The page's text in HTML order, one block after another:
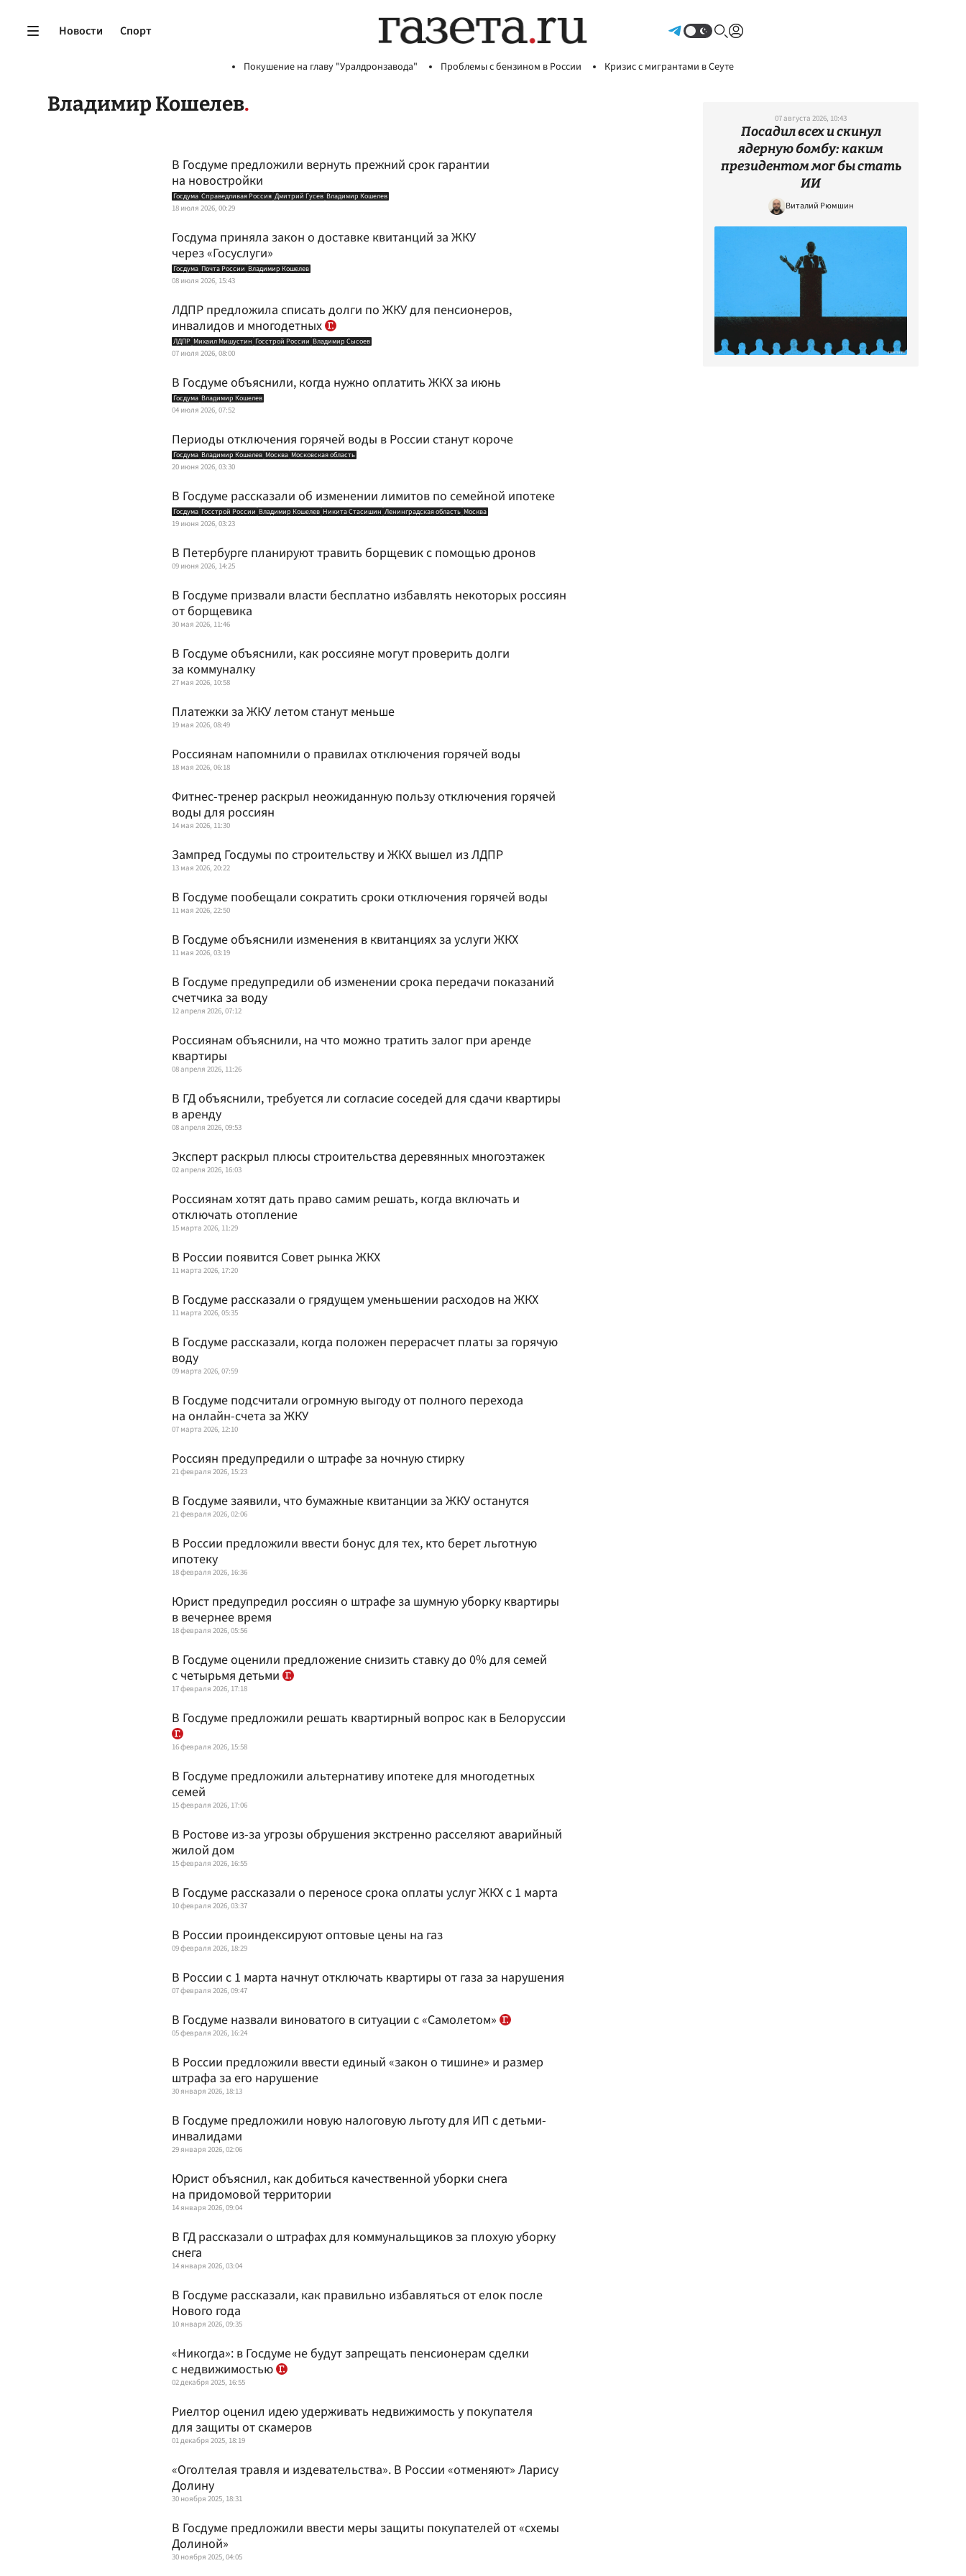
Новости Спорт
Покушение на главу "Уралдронзавода" Проблемы с бензином в России Кризис с мигрантами в Сеуте
Владимир Кошелев
В Госдуме предложили вернуть прежний срок гарантии
на новостройки
Госдума Справедливая Россия Дмитрий Гусев Владимир Кошелев
18 июля 2026, 00:29
Госдума приняла закон о доставке квитанций за ЖКУ
через «Госуслуги»
Госдума Почта России Владимир Кошелев
08 июля 2026, 15:43
ЛДПР предложила списать долги по ЖКУ для пенсионеров,
инвалидов и многодетных
ЛДПР Михаил Мишустин Госстрой России Владимир Сысоев
07 июля 2026, 08:00
В Госдуме объяснили, когда нужно оплатить ЖКХ за июнь
Госдума Владимир Кошелев
04 июля 2026, 07:52
Периоды отключения горячей воды в России станут короче
Госдума Владимир Кошелев Москва Московская область
20 июня 2026, 03:30
В Госдуме рассказали об изменении лимитов по семейной ипотеке
Госдума Госстрой России Владимир Кошелев Никита Стасишин Ленинградская область Москва
19 июня 2026, 03:23
В Петербурге планируют травить борщевик с помощью дронов
09 июня 2026, 14:25
В Госдуме призвали власти бесплатно избавлять некоторых россиян
от борщевика
30 мая 2026, 11:46
В Госдуме объяснили, как россияне могут проверить долги
за коммуналку
27 мая 2026, 10:58
Платежки за ЖКУ летом станут меньше
19 мая 2026, 08:49
Россиянам напомнили о правилах отключения горячей воды
18 мая 2026, 06:18
Фитнес-тренер раскрыл неожиданную пользу отключения горячей
воды для россиян
14 мая 2026, 11:30
Зампред Госдумы по строительству и ЖКХ вышел из ЛДПР
13 мая 2026, 20:22
В Госдуме пообещали сократить сроки отключения горячей воды
11 мая 2026, 22:50
В Госдуме объяснили изменения в квитанциях за услуги ЖКХ
11 мая 2026, 03:19
В Госдуме предупредили об изменении срока передачи показаний
счетчика за воду
12 апреля 2026, 07:12
Россиянам объяснили, на что можно тратить залог при аренде
квартиры
08 апреля 2026, 11:26
В ГД объяснили, требуется ли согласие соседей для сдачи квартиры
в аренду
08 апреля 2026, 09:53
Эксперт раскрыл плюсы строительства деревянных многоэтажек
02 апреля 2026, 16:03
Россиянам хотят дать право самим решать, когда включать и
отключать отопление
15 марта 2026, 11:29
В России появится Совет рынка ЖКХ
11 марта 2026, 17:20
В Госдуме рассказали о грядущем уменьшении расходов на ЖКХ
11 марта 2026, 05:35
В Госдуме рассказали, когда положен перерасчет платы за горячую
воду
09 марта 2026, 07:59
В Госдуме подсчитали огромную выгоду от полного перехода
на онлайн-счета за ЖКУ
07 марта 2026, 12:10
Россиян предупредили о штрафе за ночную стирку
21 февраля 2026, 15:23
В Госдуме заявили, что бумажные квитанции за ЖКУ останутся
21 февраля 2026, 02:06
В России предложили ввести бонус для тех, кто берет льготную
ипотеку
18 февраля 2026, 16:36
Юрист предупредил россиян о штрафе за шумную уборку квартиры
в вечернее время
18 февраля 2026, 05:56
В Госдуме оценили предложение снизить ставку до 0% для семей
с четырьмя детьми
17 февраля 2026, 17:18
В Госдуме предложили решать квартирный вопрос как в Белоруссии
16 февраля 2026, 15:58
В Госдуме предложили альтернативу ипотеке для многодетных
семей
15 февраля 2026, 17:06
В Ростове из-за угрозы обрушения экстренно расселяют аварийный
жилой дом
15 февраля 2026, 16:55
В Госдуме рассказали о переносе срока оплаты услуг ЖКХ с 1 марта
10 февраля 2026, 03:37
В России проиндексируют оптовые цены на газ
09 февраля 2026, 18:29
В России с 1 марта начнут отключать квартиры от газа за нарушения
07 февраля 2026, 09:47
В Госдуме назвали виноватого в ситуации с «Самолетом»
05 февраля 2026, 16:24
В России предложили ввести единый «закон о тишине» и размер
штрафа за его нарушение
30 января 2026, 18:13
В Госдуме предложили новую налоговую льготу для ИП с детьми-
инвалидами
29 января 2026, 02:06
Юрист объяснил, как добиться качественной уборки снега
на придомовой территории
14 января 2026, 09:04
В ГД рассказали о штрафах для коммунальщиков за плохую уборку
снега
14 января 2026, 03:04
В Госдуме рассказали, как правильно избавляться от елок после
Нового года
10 января 2026, 09:35
«Никогда»: в Госдуме не будут запрещать пенсионерам сделки
с недвижимостью
02 декабря 2025, 16:55
Риелтор оценил идею удерживать недвижимость у покупателя
для защиты от скамеров
01 декабря 2025, 18:19
«Оголтелая травля и издевательства». В России «отменяют» Ларису
Долину
30 ноября 2025, 18:31
В Госдуме предложили ввести меры защиты покупателей от «схемы
Долиной»
30 ноября 2025, 04:05
07 августа 2026, 10:43
Посадил всех и скинул
ядерную бомбу: каким
президентом мог бы стать
ИИ
Виталий Рюмшин